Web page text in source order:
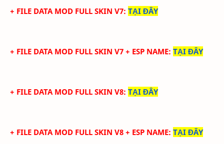
+ FILE DATA MOD FULL SKIN V7: TẠI ĐÂY
+ FILE DATA MOD FULL SKIN V7 + ESP NAME: TẠI ĐÂY
+ FILE DATA MOD FULL SKIN V8: TẠI ĐÂY
+ FILE DATA MOD FULL SKIN V8 + ESP NAME: TẠI ĐÂY